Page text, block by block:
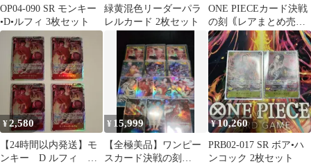
OP04-090 SR モンキー
•D•ルフィ 3枚セット
緑黄混色リーダーパラ
レルカード 2枚セット
ONE PIECEカード決戦
の刻｟レアまとめ売
り｠ルフィリーパラ(24
枚)
¥2,580
【24時間以内発送】モ
ンキー D ルフィ
¥ 15,999
【全極美品】ワンピー
スカード決戦の刻
¥10,260
PRB02-017 SR ボア•ハ
ンコック 2枚セット